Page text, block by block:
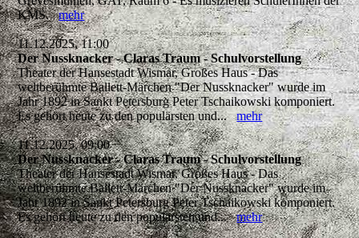
KMS.mehr
11.12.2025, 11:00
Der Nussknacker - Claras Traum - Schulvorstellung
Theater der Hansestadt Wismar, Großes Haus - Das
weltberühmte Ballett-Märchen "Der Nussknacker" wurde im
Jahr 1892 in Sankt Petersburg Peter Tschaikowski komponiert.
Es gehört heute zu den populärsten und...mehr
11.12.2025, 09:00
Der Nussknacker - Claras Traum - Schulvorstellung
Theater der Hansestadt Wismar, Großes Haus - Das
weltberühmte Ballett-Märchen "Der Nussknacker" wurde im
Jahr 1892 in Sankt Petersburg Peter Tschaikowski komponiert.
Es gehört heute zu den populärsten und...mehr